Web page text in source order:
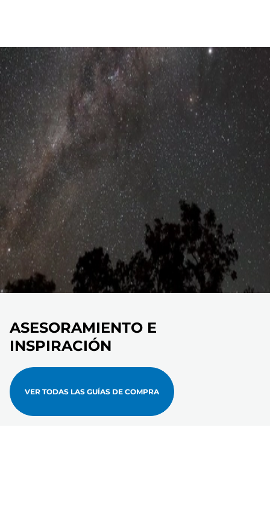
ASESORAMIENTO E
INSPIRACIÓN
VER TODAS LAS GUÍAS DE COMPRA